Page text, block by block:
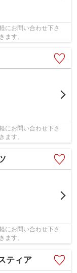
にお問い合わせ下さ
ます。
にお問い合わせ下さ
ます。
にお問い合わせ下さ
ます。
ティア